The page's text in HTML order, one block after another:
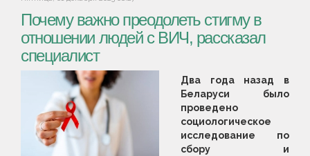
Почему важно преодолеть стигму в
отношении людей с ВИЧ, рассказал
специалист
Два года назад в
Беларуси было
проведено
социологическое
исследование по
сбору и